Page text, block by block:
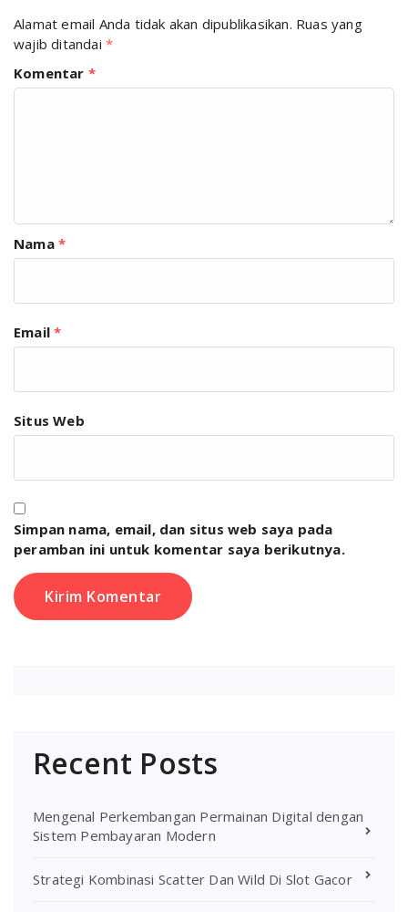
Alamat email Anda tidak akan dipublikasikan. Ruas yang
wajib ditandai *
Komentar *
Nama *
Email*
Situs Web
Simpan nama, email, dan situs web saya pada
peramban ini untuk komentar saya berikutnya.
Recent Posts
Mengenal Perkembangan Permainan Digital dengan
Sistem Pembayaran Modern
Strategi Kombinasi Scatter Dan Wild Di Slot Gacor